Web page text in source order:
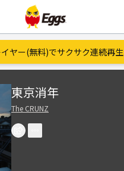
ヤー(無料)でサクサク連続再生
東京消年
The CRUNZ